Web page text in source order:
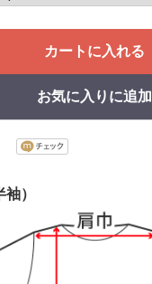
カートに入れる
お気に入りに追加
）